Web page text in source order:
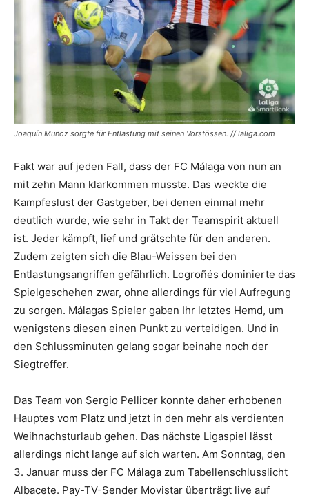
Joaquín Muñoz sorgte für Entlastung mit seinen Vorstössen. // laliga.com
Fakt war auf jeden Fall, dass der FC Málaga von nun an
mit zehn Mann klarkommen musste. Das weckte die
Kampfeslust der Gastgeber, bei denen einmal mehr
deutlich wurde, wie sehr in Takt der Teamspirit aktuell
ist. Jeder kämpft, lief und grätschte für den anderen.
Zudem zeigten sich die Blau-Weissen bei den
Entlastungsangriffen gefährlich. Logroñés dominierte das
Spielgeschehen zwar, ohne allerdings für viel Aufregung
zu sorgen. Málagas Spieler gaben Ihr letztes Hemd, um
wenigstens diesen einen Punkt zu verteidigen. Und in
den Schlussminuten gelang sogar beinahe noch der
Siegtreffer.
Das Team von Sergio Pellicer konnte daher erhobenen
Hauptes vom Platz und jetzt in den mehr als verdienten
Weihnachsturlaub gehen. Das nächste Ligaspiel lässt
allerdings nicht lange auf sich warten. Am Sonntag, den
3. Januar muss der FC Málaga zum Tabellenschlusslicht
Albacete. Pay-TV-Sender Movistar überträgt live auf